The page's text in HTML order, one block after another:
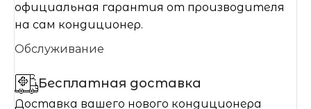
официальная гарантия от производителя
на сам кондиционер.
Обслуживание
Бесплатная доставка
Доставка вашего нового кондиционера